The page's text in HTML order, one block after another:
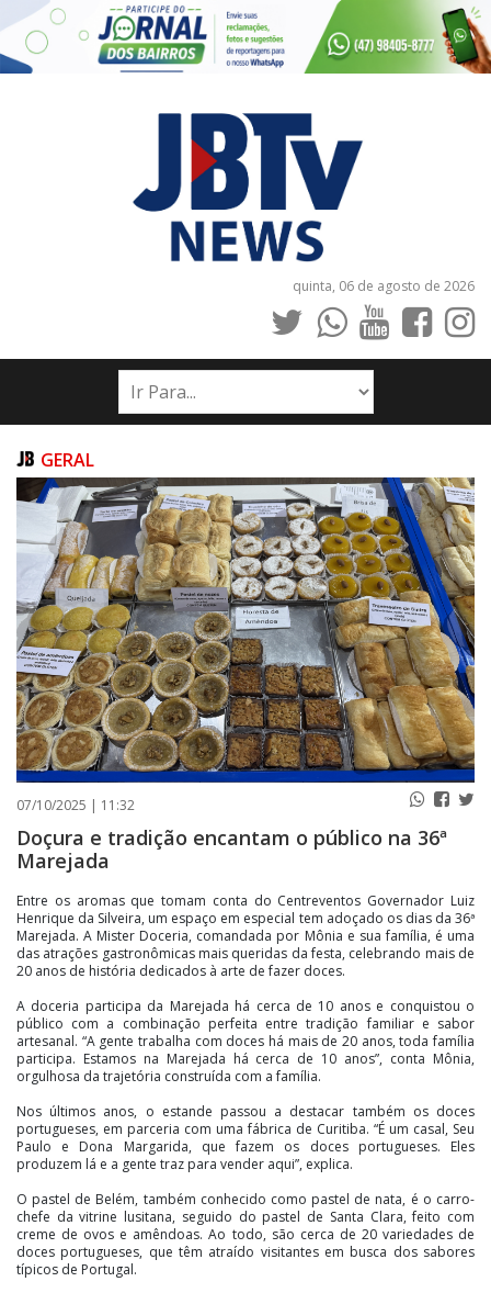
quinta, 06 de agosto de 2026
INÍCIO
NOTÍCIAS
PUBLICAÇÕES LEGAIS
CONTATO
GERAL
07/10/2025 | 11:32
Doçura e tradição encantam o público na 36ª
Marejada
Entre os aromas que tomam conta do Centreventos Governador Luiz
Henrique da Silveira, um espaço em especial tem adoçado os dias da 36ª
Marejada. A Mister Doceria, comandada por Mônia e sua família, é uma
das atrações gastronômicas mais queridas da festa, celebrando mais de
20 anos de história dedicados à arte de fazer doces.
A doceria participa da Marejada há cerca de 10 anos e conquistou o
público com a combinação perfeita entre tradição familiar e sabor
artesanal. “A gente trabalha com doces há mais de 20 anos, toda família
participa. Estamos na Marejada há cerca de 10 anos”, conta Mônia,
orgulhosa da trajetória construída com a família.
Nos últimos anos, o estande passou a destacar também os doces
portugueses, em parceria com uma fábrica de Curitiba. “É um casal, Seu
Paulo e Dona Margarida, que fazem os doces portugueses. Eles
produzem lá e a gente traz para vender aqui”, explica.
O pastel de Belém, também conhecido como pastel de nata, é o carro-
chefe da vitrine lusitana, seguido do pastel de Santa Clara, feito com
creme de ovos e amêndoas. Ao todo, são cerca de 20 variedades de
doces portugueses, que têm atraído visitantes em busca dos sabores
típicos de Portugal.